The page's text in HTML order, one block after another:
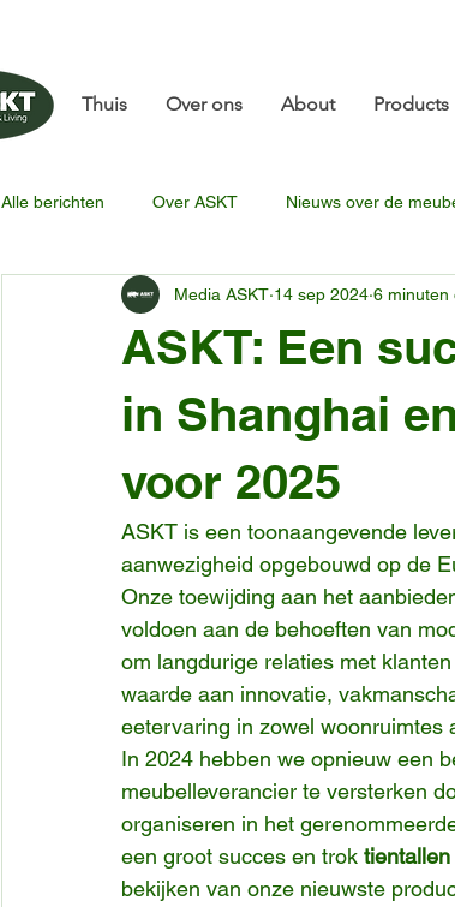
Thuis Over ons About Products
Alle berichten Over ASKT Nieuws over de
ASKT: Een
in Shanghai
voor 2025
Media ASKT 14 sep 2024 6 minuten
ASKT is een toonaangevende
aanwezigheid opgebouwd op de
Onze toewijding aan het
voldoen aan de behoeften van
om langdurige relaties met
waarde aan innovatie,
eetervaring in zowel woonruimtes
In 2024 hebben we opnieuw een
meubelleverancier te versterken
organiseren in het
een groot succes en trok
bekijken van onze nieuwste